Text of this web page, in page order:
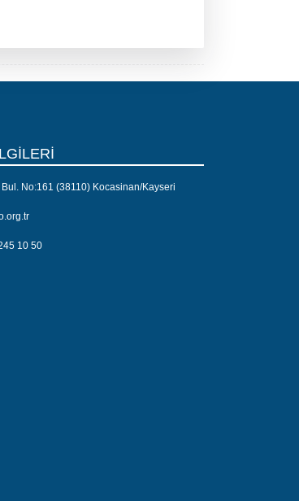
No:161 (38110) Kocasinan/Kayseri
10 50